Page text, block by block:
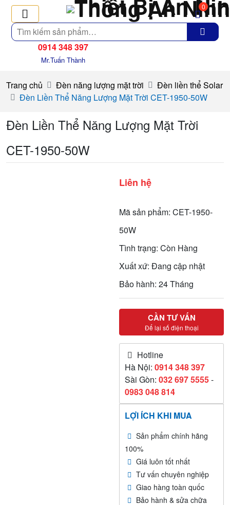
Tìm
kiếm
0
0914 348 397
Mr.Tuấn Thành
Trang chủ Đèn năng lượng mặt trời
Đèn liền thể Solar
Đèn Liền Thể Năng Lượng Mặt Trời CET-1950-50W
Đèn Liền Thể Năng Lượng Mặt Trời
CET-1950-50W
Liên hệ
Mã sản phẩm: CET-1950-
50W
Tình trạng: Còn Hàng
Xuất xứ: Đang cập nhật
Bảo hành: 24 Tháng
CẦN TƯ VẤN
Để lại số điện thoại
Hotline
Hà Nội:0914 348 397
Sài Gòn:032 697 5555-
0983 048 814
LỢI ÍCH KHI MUA
Sản phẩm chính hãng
100%
Giá luôn tốt nhất
Tư vấn chuyên nghiệp
Giao hàng toàn quốc
Bảo hành & sửa chữa